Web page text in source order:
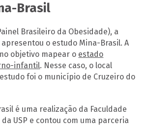
Brasil
Brasileiro da Obesidade), a
o estudo Mina-Brasil. A
objetivo mapear o estado
infantil. Nesse caso, o local
foi o município de Cruzeiro do
é uma realização da Faculdade
USP e contou com uma parceria